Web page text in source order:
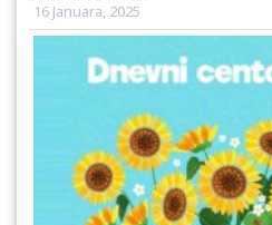
16 Januara, 2025